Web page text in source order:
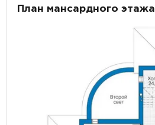
План мансардного этажа